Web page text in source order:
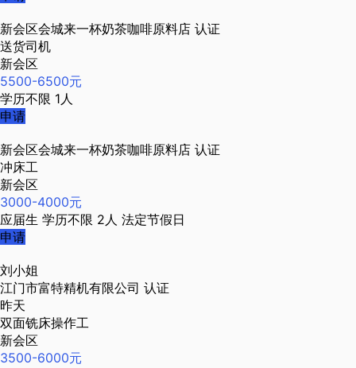
新会区会城来一杯奶茶咖啡原料店 认证
送货司机
新会区
5500-6500元
学历不限 1人
申请
新会区会城来一杯奶茶咖啡原料店 认证
冲床工
新会区
3000-4000元
应届生 学历不限 2人 法定节假日
申请
刘小姐
江门市富特精机有限公司 认证
昨天
双面铣床操作工
新会区
3500-6000元